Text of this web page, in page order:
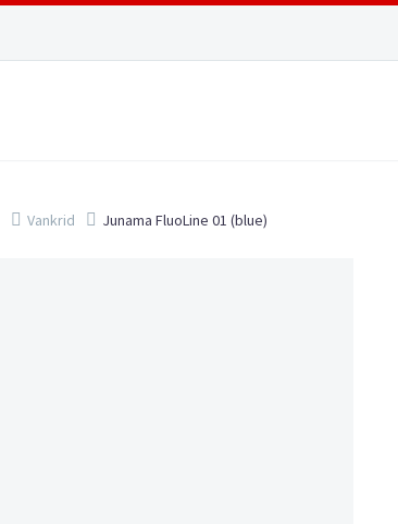
Vankrid Junama FluoLine 01 (blue)